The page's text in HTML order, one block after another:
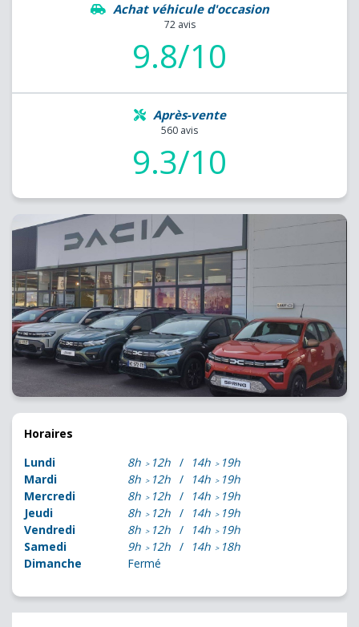
Achat véhicule d'occasion
72 avis
9.8/10
Après-vente
560 avis
9.3/10
Horaires
Lundi
8h 12h 14h
19h
Mardi
8h 12h 14h
19h
Mercredi
8h 12h 14h
19h
Jeudi
8h 12h 14h
19h
Vendredi
8h 12h 14h
19h
Samedi
9h 12h 14h
18h
Dimanche
Fermé